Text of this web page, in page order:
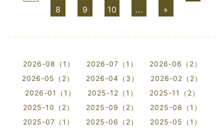
8
9 10 ... »
2026-08（1） 2026-07（1）
2026-06（2）
2026-05（2）
2026-04（3）
2026-02（2）
2026-01（1）
2025-12（1）
2025-11（2）
2025-10（2）
2025-09（2）
2025-08（1）
2025-07（1）
2025-06（2）
2025-05（1）